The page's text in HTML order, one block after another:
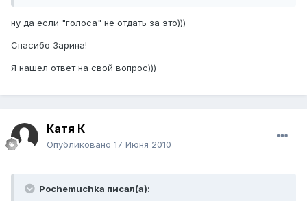
ну да если "голоса" не отдать за это)))
Спасибо Зарина!
Я нашел ответ на свой вопрос)))
Катя К
Опубликовано 17 Июня 2010
Pochemuchka писал(а):